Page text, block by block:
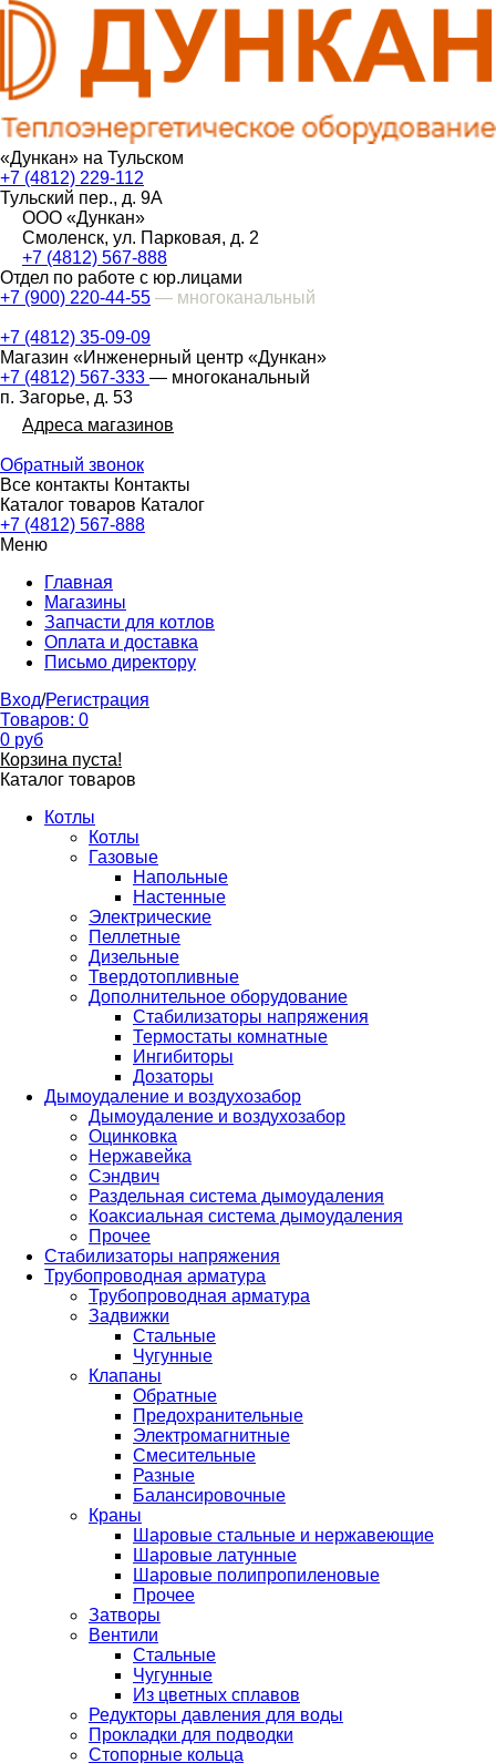
«Дункан» на Тульском
+7 (4812) 229-112
Тульский пер., д. 9А
ООО «Дункан»
Смоленск, ул. Парковая, д. 2
+7 (4812) 567-888
Отдел по работе с юр.лицами
+7 (900) 220-44-55 — многоканальный
+7 (4812) 35-09-09
Магазин «Инженерный центр «Дункан»
+7 (4812) 567-333 — многоканальный
п. Загорье, д. 53
Адреса магазинов
Обратный звонок
Все контакты Контакты
Каталог товаров Каталог
+7 (4812) 567-888
Меню
Главная
Магазины
Запчасти для котлов
Оплата и доставка
Письмо директору
Вход/Регистрация
Товаров: 0
0 руб
Корзина пуста!
Каталог товаров
Котлы
Котлы
Газовые
Напольные
Настенные
Электрические
Пеллетные
Дизельные
Твердотопливные
Дополнительное оборудование
Стабилизаторы напряжения
Термостаты комнатные
Ингибиторы
Дозаторы
Дымоудаление и воздухозабор
Дымоудаление и воздухозабор
Оцинковка
Нержавейка
Сэндвич
Раздельная система дымоудаления
Коаксиальная система дымоудаления
Прочее
Стабилизаторы напряжения
Трубопроводная арматура
Трубопроводная арматура
Задвижки
Стальные
Чугунные
Клапаны
Обратные
Предохранительные
Электромагнитные
Смесительные
Разные
Балансировочные
Краны
Шаровые стальные и нержавеющие
Шаровые латунные
Шаровые полипропиленовые
Прочее
Затворы
Вентили
Стальные
Чугунные
Из цветных сплавов
Редукторы давления для воды
Прокладки для подводки
Стопорные кольца